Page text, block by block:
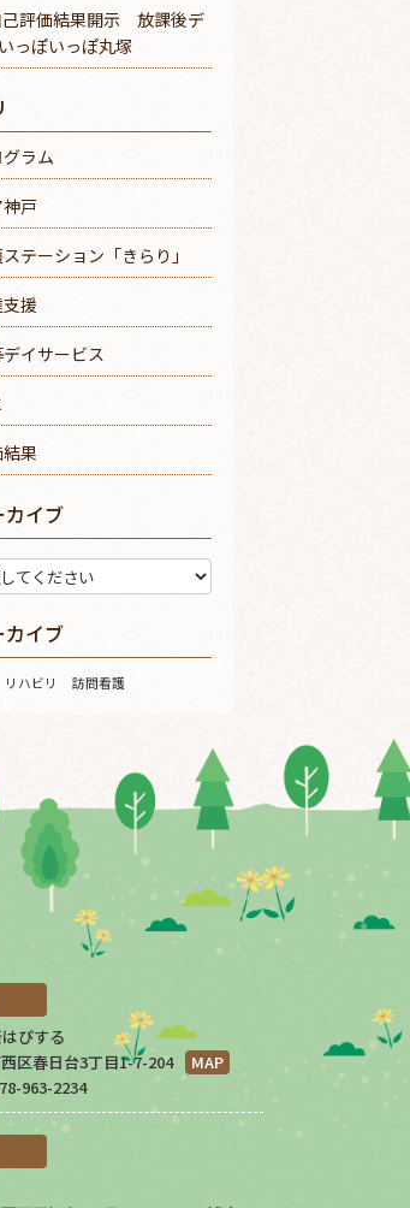
己評価結果開示 放課後デ
っぽいっぽ丸塚
ラム
戸
テーション「きらり」
援
イサービス
果
カイブ
カイブ
リハビリ 訪問看護
ぴする
区春日台3丁目1-7-204
MAP
963-2234